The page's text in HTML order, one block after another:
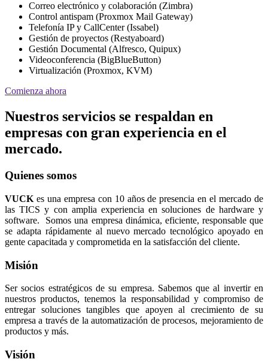
Correo electrónico y colaboración (Zimbra)
Control antispam (Proxmox Mail Gateway)
Telefonía IP y CallCenter (Issabel)
Gestión de proyectos (Restyaboard)
Gestión Documental (Alfresco, Quipux)
Videoconferencia (BigBlueButton)
Virtualización (Proxmox, KVM)
Comienza ahora
Nuestros servicios se respaldan en
empresas con gran experiencia en el
mercado.
Quienes somos
VUCK es una empresa con 10 años de presencia en el mercado de
las TICS y con amplia experiencia en soluciones de hardware y
software. Somos una empresa dinámica, eficiente, responsable que
se adapta rápidamente al nuevo mercado tecnológico apoyado en
gente capacitada y comprometida en la satisfacción del cliente.
Misión
Ser socios estratégicos de su empresa. Sabemos que al invertir en
nuestros productos, tenemos la responsabilidad y compromiso de
entregar soluciones tangibles que apoyen al crecimiento de su
empresa a través de la automatización de procesos, mejoramiento de
productos y más.
Visión